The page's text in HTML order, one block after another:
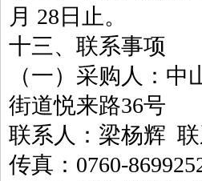
月 28日止。
十三、联系事项
（一）采购人：
街道悦来路36号
联系人：梁杨辉 联
传真：0760-